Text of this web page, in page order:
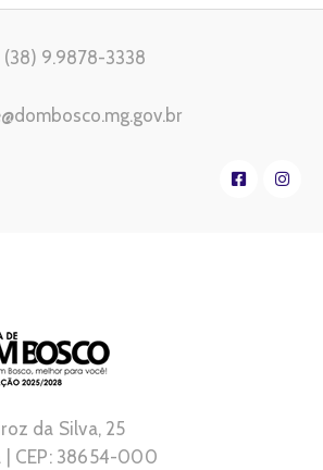
(38) 9.9878-3338
da Silva, 25
| CEP: 38654-000